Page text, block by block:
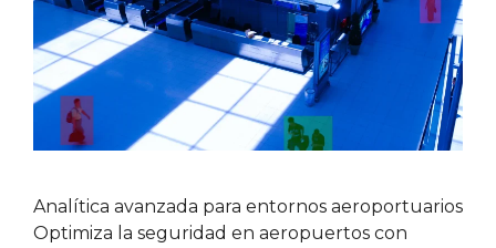
Analítica avanzada para entornos aeroportuarios
Optimiza la seguridad en aeropuertos con